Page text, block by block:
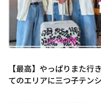
【最高】やっぱりまた行
てのエリアに三つ子テン